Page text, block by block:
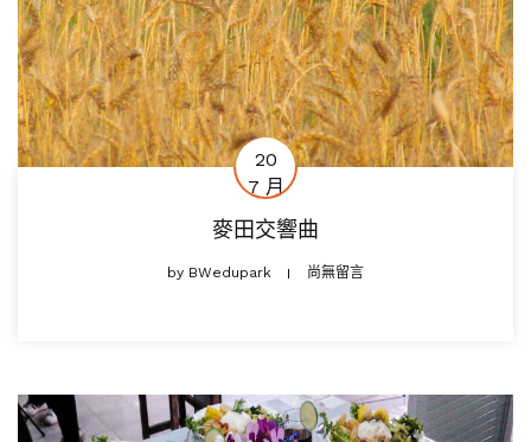
20
7 月
麥田交響曲
by BWedupark 尚無留言